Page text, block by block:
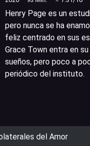
Henry Page es un
pero nunca se ha
feliz centrado en sus
Grace Town entra en
sueños, pero poco a
periódico del instituto.
del Amor